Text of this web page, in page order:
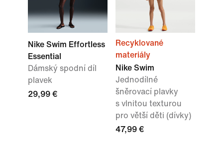
Nike Swim Effortless
Essential
Dámský spodní díl
plavek
29,99 €
Recyklované
materiály
Nike Swim
Jednodílné
šněrovací plavky
s vlnitou texturou
pro větší děti (dívky)
47,99 €